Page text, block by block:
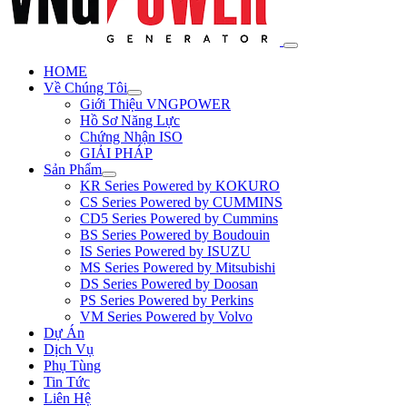
HOME
Về Chúng Tôi
Giới Thiệu VNGPOWER
Hồ Sơ Năng Lực
Chứng Nhận ISO
GIẢI PHÁP
Sản Phẩm
KR Series Powered by KOKURO
CS Series Powered by CUMMINS
CD5 Series Powered by Cummins
BS Series Powered by Boudouin
IS Series Powered by ISUZU
MS Series Powered by Mitsubishi
DS Series Powered by Doosan
PS Series Powered by Perkins
VM Series Powered by Volvo
Dự Án
Dịch Vụ
Phụ Tùng
Tin Tức
Liên Hệ